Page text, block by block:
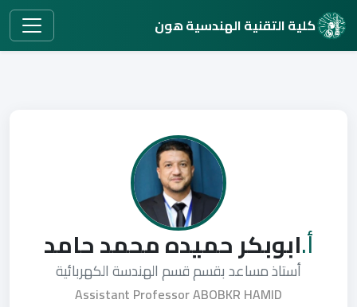
كلية التقنية الهندسية هون
أ.ابوبكر حميده محمد حامد
أستاذ مساعد بقسم قسم الهندسة الكهربائية
Assistant Professor ABOBKR HAMID